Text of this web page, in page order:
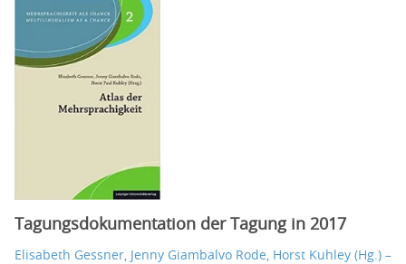
Tagungsdokumentation der Tagung in 2017
Elisabeth Gessner, Jenny Giambalvo Rode, Horst Kuhley (Hg.) –